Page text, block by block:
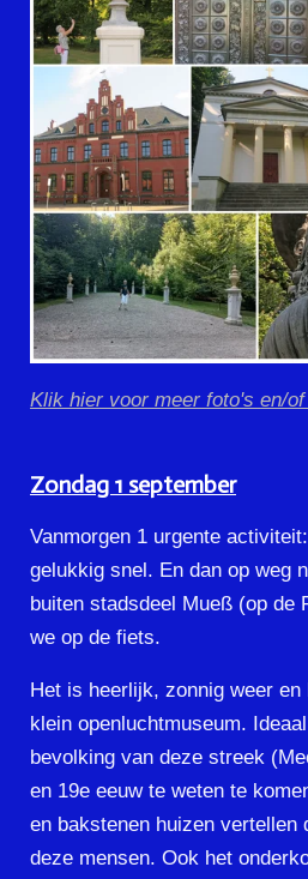
Klik hier voor meer foto's en/
Zondag 1 september
Vanmorgen 1 urgente
gelukkig snel. En dan op weg
buiten stadsdeel Mueß (op de
we op de fiets.
Het is heerlijk, zonnig weer
klein openluchtmuseum.
bevolking van deze streek
en 19e eeuw te weten te
en bakstenen huizen vertellen
deze mensen. Ook het